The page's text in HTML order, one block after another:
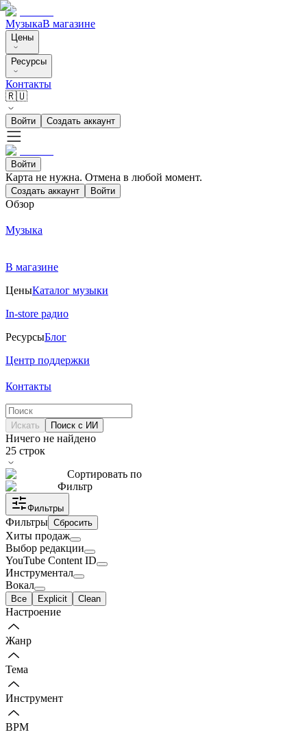
МузыкаВ магазине
Цены
Ресурсы
Контакты
🇷🇺
Войти Создать аккаунт
Войти
Карта не нужна. Отмена в любой момент.
Создать аккаунт Войти
Обзор
Музыка
В магазине
ЦеныКаталог музыки
In-store радио
РесурсыБлог
Центр поддержки
Контакты
Искать Поиск с ИИ
Ничего не найдено
25 строк
Сортировать по
Фильтр
Фильтры
Фильтры Сбросить
Хиты продаж
Выбор редакции
YouTube Content ID
Инструментал
Вокал
Все Explicit Clean
Настроение
Жанр
Тема
Инструмент
BPM